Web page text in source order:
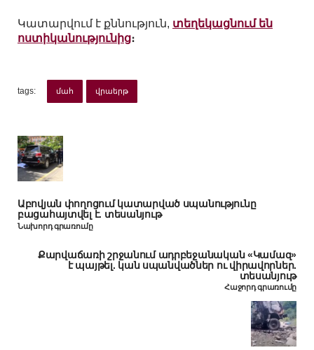
Կատարվում է քննություն, տեղեկացնում են
ոստիկանությունից։
tags: մահ վրաերթ
Աբովյան փողոցում կատարված սպանությունը
բացահայտվել է. տեսանյութ
Նախորդ գրառումը
Քարվաճառի շրջանում ադրբեջանական «Կամազ»
է պայթել. կան սպանվածներ ու վիրավորներ.
տեսանյութ
Հաջորդ գրառումը